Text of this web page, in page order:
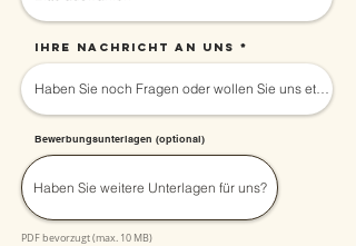
Ihre Nachricht an uns
Bewerbungsunterlagen (optional)
Haben Sie weitere Unterlagen für uns?
PDF bevorzugt (max. 10 MB)